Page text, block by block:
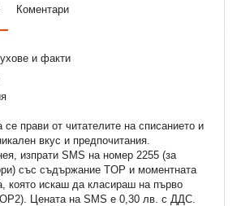
Коментари
и факти
прави от читателите на списанието и
вкус и предпочитания.
изпрати SMS на номер 2255 (за
със съдържание TOP и моментната
която искаш да класираш на първо
Цената на SMS e 0,30 лв. с ДДС.